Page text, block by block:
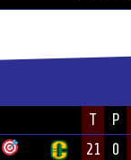
T P
21 0